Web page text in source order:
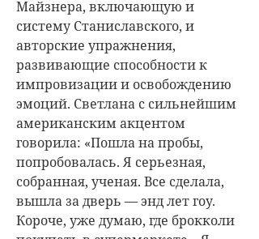
Майзнера, включающую и
систему Станиславского, и
авторские упражнения,
развивающие способности к
импровизации и освобождению
эмоций. Светлана с сильнейшим
американским акцентом
говорила: «Пошла на пробы,
попробовалась. Я серьезная,
собранная, ученая. Все сделала,
вышла за дверь — энд лет гоу.
Короче, уже думаю, где брокколи